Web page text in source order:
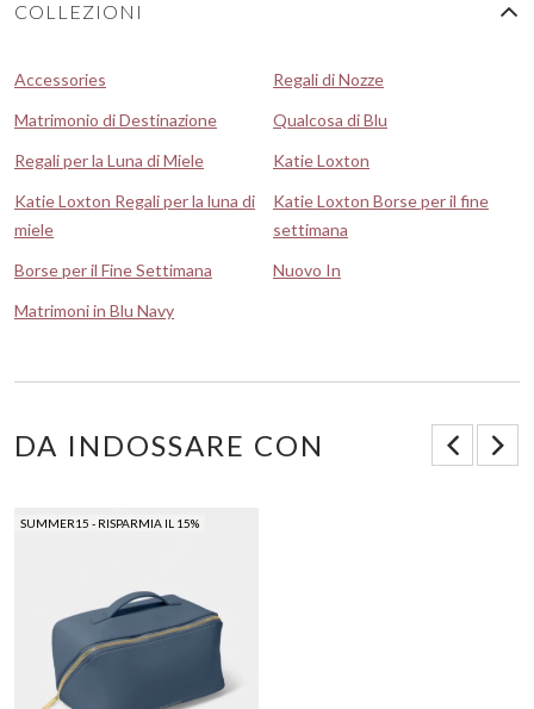
COLLEZIONI
Accessories
Regali di Nozze
Matrimonio di Destinazione
Qualcosa di Blu
Regali per la Luna di Miele
Katie Loxton
Katie Loxton Regali per la luna di
miele
Katie Loxton Borse per il fine
settimana
Borse per il Fine Settimana
Nuovo In
Matrimoni in Blu Navy
DA INDOSSARE CON
SUMMER15 - RISPARMIA IL 15%